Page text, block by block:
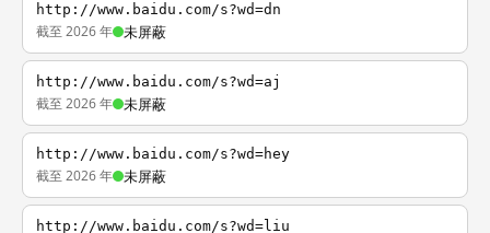
http://www.baidu.com/s?wd=dn
截至 2026 年 未屏蔽
http://www.baidu.com/s?wd=aj
截至 2026 年 未屏蔽
http://www.baidu.com/s?wd=hey
截至 2026 年 未屏蔽
http://www.baidu.com/s?wd=liu